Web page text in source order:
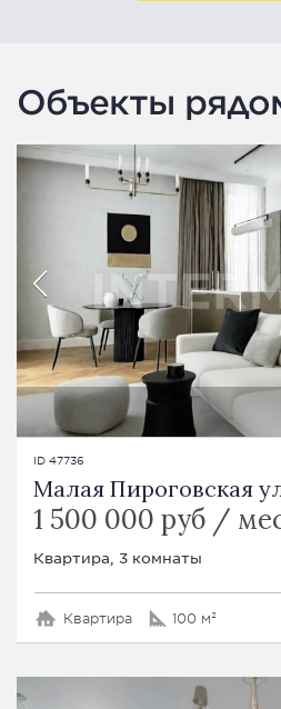
Объекты
ID 47736
Малая Пироговская
1 500 000 руб /
Квартира, 3 комнаты
Квартира 100 м²